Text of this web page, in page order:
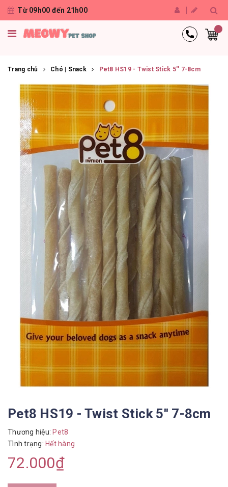
Từ 09h00 đến 21h00
Trang chủ Chó | Snack Pet8 HS19 - Twist Stick 5'' 7-8cm
Pet8 HS19 - Twist Stick 5'' 7-8cm
Thương hiệu: Pet8
Tình trạng: Hết hàng
72.000₫